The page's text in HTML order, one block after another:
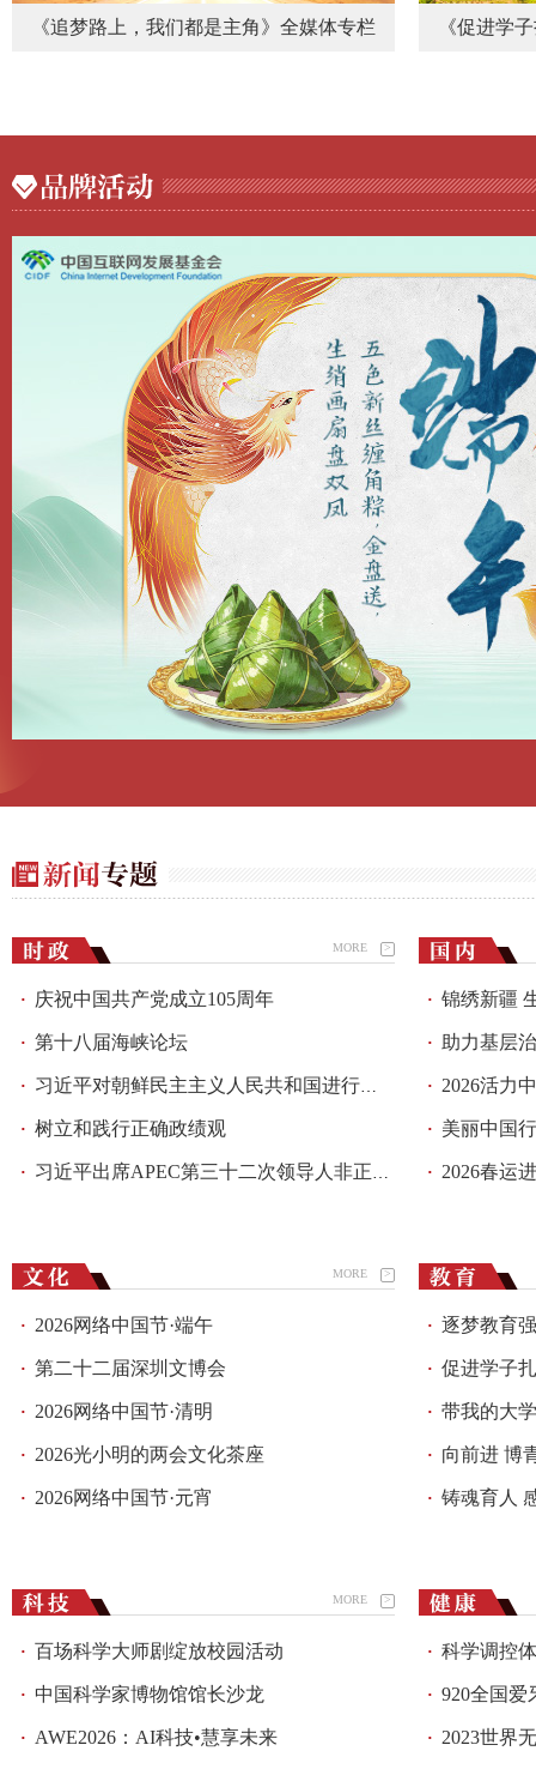
《追梦路上，我们都是主角》全媒体专栏 《促进学
MORE >
· 庆祝中国共产党成立105周年
· 第十八届海峡论坛
· 习近平对朝鲜民主主义人民共和国进行国事访问
· 树立和践行正确政绩观
· 习近平出席APEC第三十二次领导人非正式会议
· 锦绣新疆
· 助力基层
· 2026活力
· 美丽中国行
· 2026春运
MORE >
· 2026网络中国节·端午
· 第二十二届深圳文博会
· 2026网络中国节·清明
· 2026光小明的两会文化茶座
· 2026网络中国节·元宵
· 逐梦教育
· 促进学子
· 带我的大
· 向前进 博
· 铸魂育人
MORE >
· 百场科学大师剧绽放校园活动
· 中国科学家博物馆馆长沙龙
· AWE2026：AI科技•慧享未来
· 科学调控
· 920全国爱牙
· 2023世界无烟日